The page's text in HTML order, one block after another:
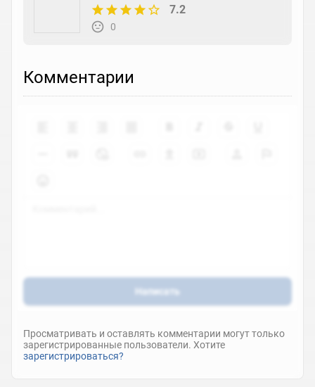
7.2
0
Комментарии
Написать
Просматривать и оставлять комментарии могут только
зарегистрированные пользователи. Хотите
зарегистрироваться?